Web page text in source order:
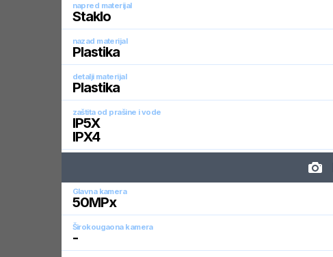
napred materijal
Staklo
nazad materijal
Plastika
detalji materijal
Plastika
zaštita od prašine i vode
IP5X
IPX4
Glavna kamera
50MPx
Širokougaona kamera
-